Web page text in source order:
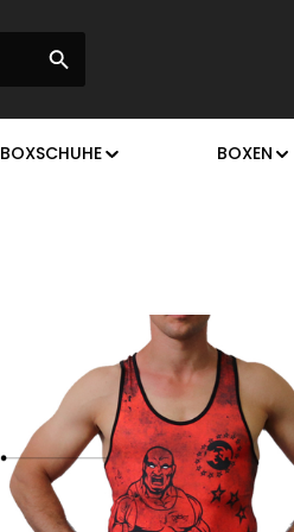
BOXSCHUHE BOXEN